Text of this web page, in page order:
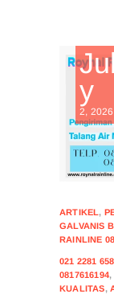
y
2, 2026
ARTIKEL,
GALVANIS
RAINLINE
021 2281
0817616194,
KUALITAS,